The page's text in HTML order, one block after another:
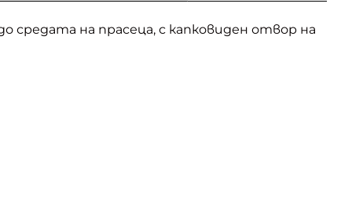
средата на прасеца, с капковиден отвор на